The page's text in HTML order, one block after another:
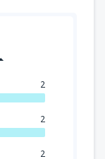
2
2
2